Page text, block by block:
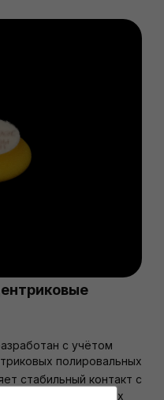
с учётом
полировальных
стабильный контакт с
на высоких